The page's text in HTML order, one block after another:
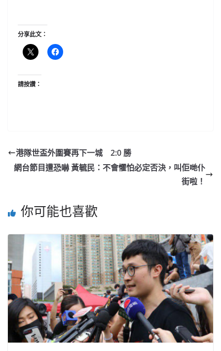
分享此文：
請按讚：
港隊世盃外圍賽再下一城 2:0 勝
網台節目遭恐嚇 黃毓民：不會懼怕必定否決，叫佢哋仆
街啦！
你可能也喜歡